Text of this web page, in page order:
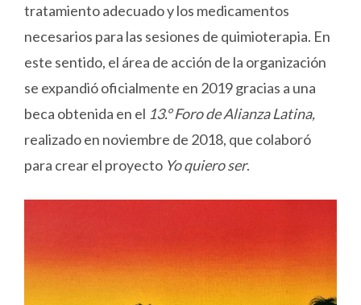
tratamiento adecuado y los medicamentos
necesarios para las sesiones de quimioterapia. En
este sentido, el área de acción de la organización
se expandió oficialmente en 2019 gracias a una
beca obtenida en el 13.° Foro de Alianza Latina,
realizado en noviembre de 2018, que colaboró
para crear el proyecto Yo quiero ser.